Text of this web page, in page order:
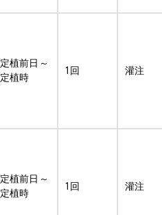
定植前日～
定植時
1回 灌注
定植前日～
定植時
1回 灌注